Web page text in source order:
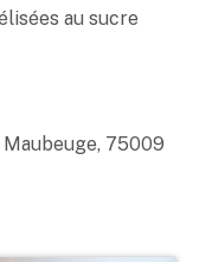
au sucre
Maubeuge, 75009